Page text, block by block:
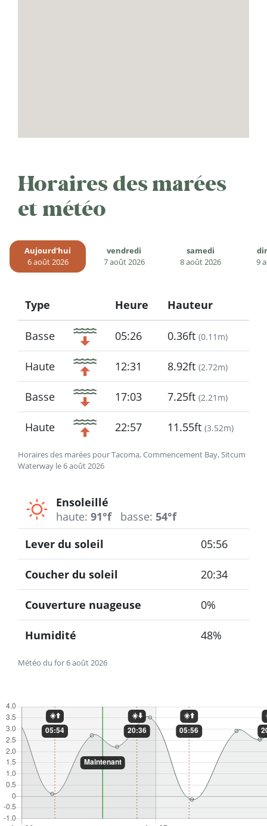
Horaires des marées
et météo
Aujourd'hui
6 août 2026
vendredi
7 août 2026
samedi
8 août 2026
9
Horaires des marées pour Tacoma, Commencement Bay, Sitcum
Waterway le 6 août 2026
Type
Icon
Heure Hauteur
Basse 05:26 0.36ft (0.11m)
Haute 12:31 8.92ft (2.72m)
Basse 17:03 7.25ft (2.21m)
Haute 22:57 11.55ft (3.52m)
Ensoleillé
haute: 91°f basse: 54°f
Météo du for 6 août 2026
Lever du soleil 05:56
Coucher du soleil 20:34
Couverture nuageuse 0%
Humidité 48%